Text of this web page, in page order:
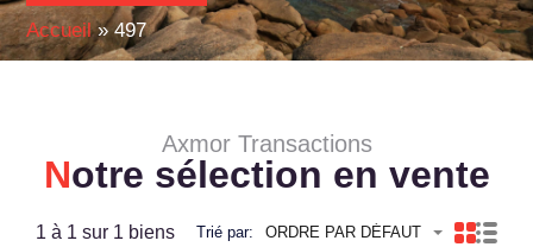
Accueil»497
Axmor Transactions
Notre sélection en vente
1 à 1 sur 1 biens Trié par: ORDRE PAR DÉFAUT